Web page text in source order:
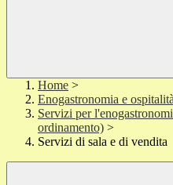
Home >
Enogastronomia e
Servizi per
ordinamento) >
Servizi di sala e di vendita